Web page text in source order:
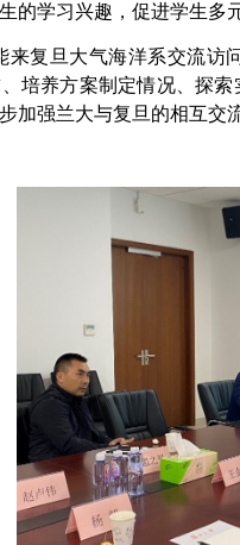
的学习兴趣，促进学生多
来复旦大气海洋系交流访
培养方案制定情况、探
加强兰大与复旦的相互交